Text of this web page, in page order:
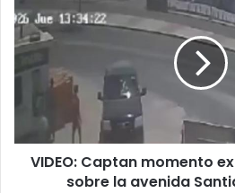
Captan
momento
exacto
volcadura
avenida
Santiago
VIDEO: Captan momento
sobre la avenida